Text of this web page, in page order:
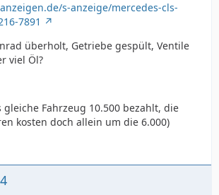
s-anzeige/mercedes-cls-
7891
überholt, Getriebe gespült, Ventile
viel Öl?
Fahrzeug 10.500 bezahlt, die
kosten doch allein um die 6.000)